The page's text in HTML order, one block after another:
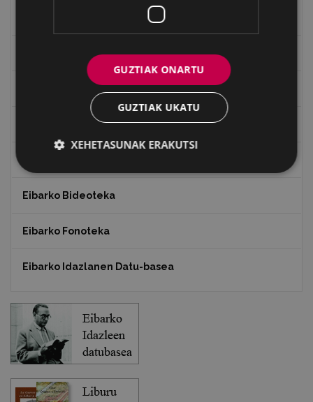
"Gure Herria" aldizkaria
Txostenak eta dokumentuak
Eibarko Bideoteka
Eibarko Fonoteka
Eibarko Idazlanen Datu-basea
GUZTIAK ONARTU
GUZTIAK UKATU
XEHETASUNAK ERAKUTSI